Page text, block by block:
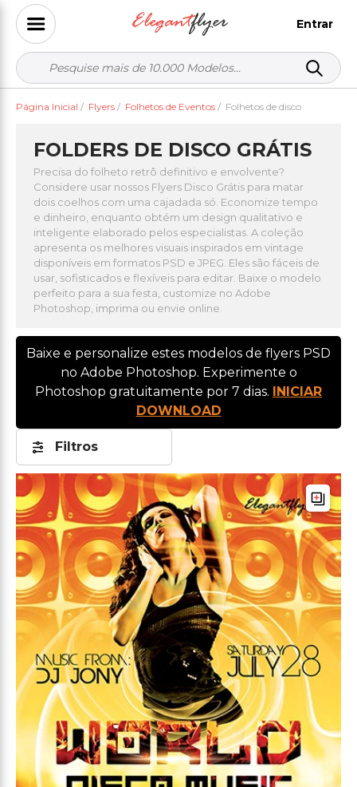
Entrar
Página Inicial / Flyers / Folhetos de Eventos / Folhetos de disco
FOLDERS DE DISCO GRÁTIS
Precisa do folheto retrô definitivo e envolvente?
Considere usar nossos Flyers Disco Grátis para matar
dois coelhos com uma cajadada só. Economize tempo
e dinheiro, enquanto obtém um design qualitativo e
inteligente elaborado pelos especialistas. A coleção
apresenta os melhores visuais inspirados em vintage
disponíveis em formatos PSD e JPEG. Eles são fáceis de
usar, sofisticados e flexíveis para editar. Baixe o modelo
perfeito para a sua festa, customize no Adobe
Photoshop, imprima ou envie online.
Baixe e personalize estes modelos de flyers PSD
no Adobe Photoshop. Experimente o
Photoshop gratuitamente por 7 dias. INICIAR
DOWNLOAD
Filtros